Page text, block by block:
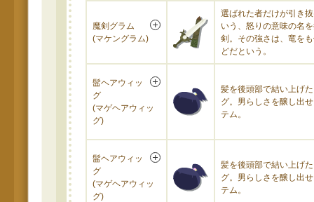
魔剣グラム
(マケングラム)
選ばれた者だけが引き
いう、怒りの意味の名
剣。その強さは、竜を
どだという。
髷ヘアウィッ
グ
(マゲヘアウィッ
グ)
髪を後頭部で結い上げ
グ。男らしさを醸し出
テム。
髷ヘアウィッ
グ
(マゲヘアウィッ
グ)
髪を後頭部で結い上げ
グ。男らしさを醸し出
テム。